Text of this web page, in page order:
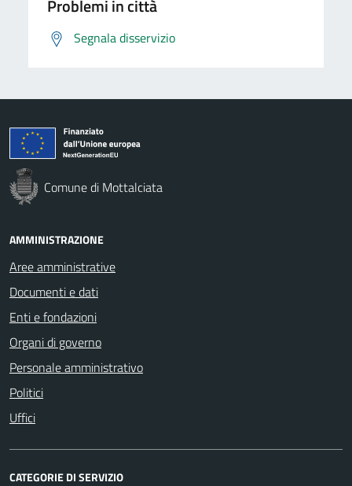
Problemi in città
Segnala disservizio
Comune di Mottalciata
AMMINISTRAZIONE
Aree amministrative
Documenti e dati
Enti e fondazioni
Organi di governo
Personale amministrativo
Politici
Uffici
CATEGORIE DI SERVIZIO